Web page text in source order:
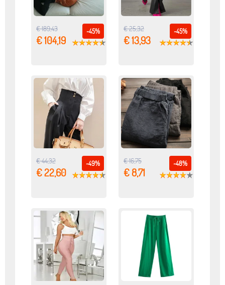
-45%
€ 189,43
€ 104,19
-45%
€ 25,32
€ 13,93
-49%
€ 44,32
€ 22,60
-48%
€ 16,75
€ 8,71